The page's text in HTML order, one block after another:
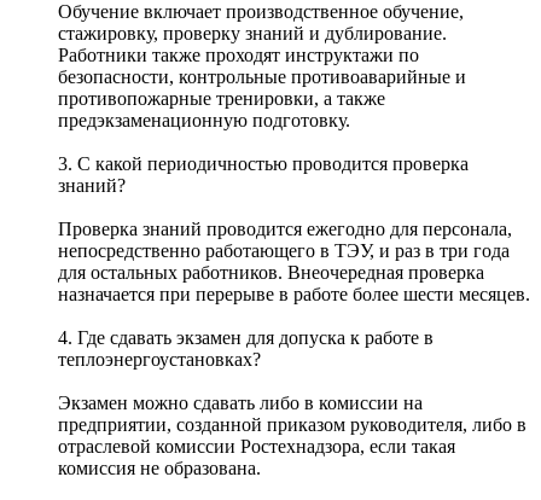
Обучение включает производственное обучение,
стажировку, проверку знаний и дублирование.
Работники также проходят инструктажи по
безопасности, контрольные противоаварийные и
противопожарные тренировки, а также
предэкзаменационную подготовку.
3. С какой периодичностью проводится проверка
знаний?
Проверка знаний проводится ежегодно для персонала,
непосредственно работающего в ТЭУ, и раз в три года
для остальных работников. Внеочередная проверка
назначается при перерыве в работе более шести месяцев.
4. Где сдавать экзамен для допуска к работе в
теплоэнергоустановках?
Экзамен можно сдавать либо в комиссии на
предприятии, созданной приказом руководителя, либо в
отраслевой комиссии Ростехнадзора, если такая
комиссия не образована.